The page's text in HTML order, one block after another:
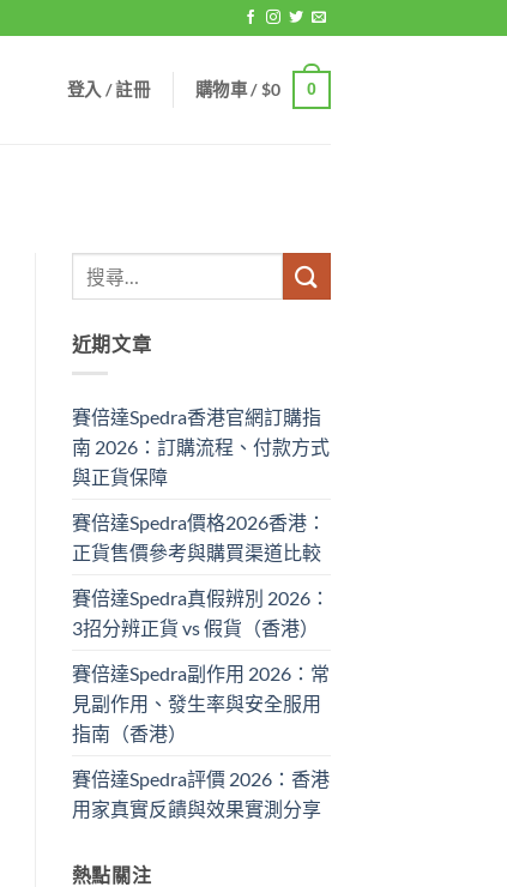
登入 / 註冊 購物車 /$0 0
近期文章
賽倍達Spedra香港官網訂購指
南 2026：訂購流程、付款方式
與正貨保障
賽倍達Spedra價格2026香港：
正貨售價參考與購買渠道比較
賽倍達Spedra真假辨別 2026：
3招分辨正貨 vs 假貨（香港）
賽倍達Spedra副作用 2026：常
見副作用、發生率與安全服用
指南（香港）
賽倍達Spedra評價 2026：香港
用家真實反饋與效果實測分享
熱點關注